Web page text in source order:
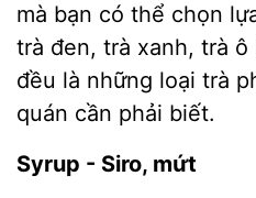
mà bạn có thể chọn
trà đen, trà xanh, trà
đều là những loại trà
quán cần phải biết.
Syrup - Siro, mứt